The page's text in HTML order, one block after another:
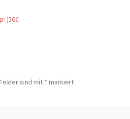
(50€
sind mit * markiert